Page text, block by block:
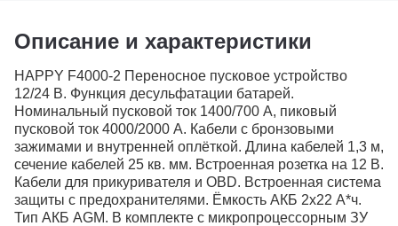
Описание и характеристики
HAPPY F4000-2 Переносное пусковое устройство
12/24 В. Функция десульфатации батарей.
Номинальный пусковой ток 1400/700 А, пиковый
пусковой ток 4000/2000 А. Кабели с бронзовыми
зажимами и внутренней оплёткой. Длина кабелей 1,3 м,
сечение кабелей 25 кв. мм. Встроенная розетка на 12 В.
Кабели для прикуривателя и OBD. Встроенная система
защиты с предохранителями. Ёмкость АКБ 2x22 А*ч.
Тип АКБ AGM. В комплекте с микропроцессорным ЗУ